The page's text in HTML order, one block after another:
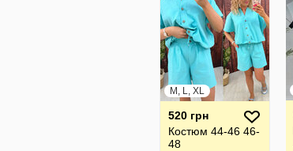
M, L, XL
520 грн
Костюм 44-46 46-
48